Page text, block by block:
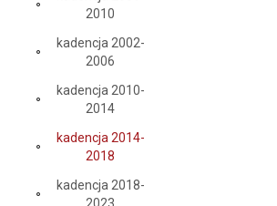
2010
kadencja 2002-
2006
kadencja 2010-
2014
kadencja 2014-
2018
kadencja 2018-